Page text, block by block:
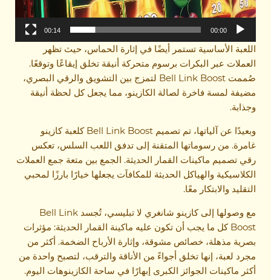
00:00
00:14
اللعبة الأساسية تستمر أيضًا في إثارة الحماس، حيث تظهر
العملات عبر البكرات برسوم متحركة أنيقة تخلق إيقاعًا وتوقعًا.
صُممت Bell Link Boost لتمزج بين التشويق والرقي البصري،
مضيفة لمسة فاخرة لصالة الكازينو، مما يجعل كل لحظة أنيقة
وجذابة.
وبعيدًا عن آلياتها، تم تصميم Bell Link Boost كلعبة كازينو
غامرة. من رسوماتها المتقنة إلى تدفق اللعب السلس، تعكس
رقي تصميم ماكينات القمار الحديثة. الجمع بين متعة جمع العملات
الكلاسيكية والهياكل الحديثة للمكافآت يجعلها خيارًا بارزًا لمحبي
التقليد والابتكار معًا.
مع وصولها إلى كازينو شانغري لا تبليسي، تُجسد Bell Link
Boost كل ما يجب أن تكون عليه ماكينة القمار الحديثة: مؤثرات
بصرية مذهلة، خصائص مشوقة، وإثارة الأرباح الضخمة. أكثر من
مجرد لعبة، إنها تخلق أجواءً من الأناقة والترقب، لتصبح واحدة من
أكثر ماكينات الجوائز الكبرى إبهارًا في ساحة الكازينوهات اليوم.